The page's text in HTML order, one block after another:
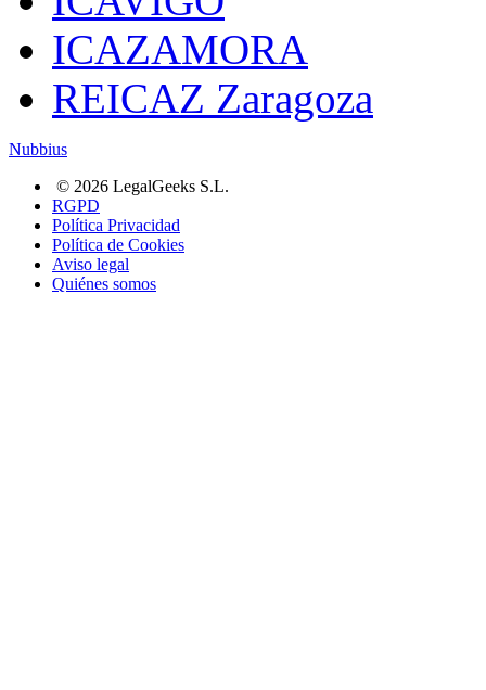
ICAZAMORA
REICAZ Zaragoza
Nubbius
© 2026 LegalGeeks S.L.
RGPD
Política Privacidad
Política de Cookies
Aviso legal
Quiénes somos